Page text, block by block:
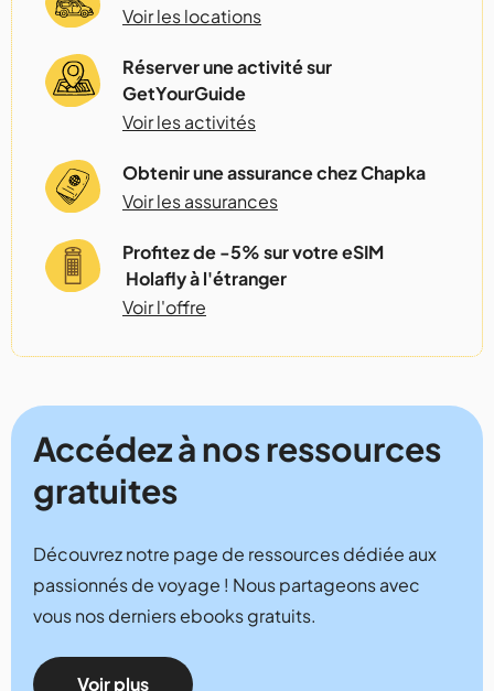
Voir les locations
Réserver une activité sur
GetYourGuide
Voir les activités
Obtenir une assurance chez Chapka
Voir les assurances
Profitez de -5% sur votre eSIM
Holafly à l'étranger
Voir l'offre
Accédez à nos ressources
gratuites
Découvrez notre page de ressources dédiée aux
passionnés de voyage ! Nous partageons avec
vous nos derniers ebooks gratuits.
Voir plus